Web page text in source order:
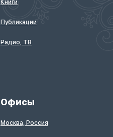
Книги
Публикации
Радио, ТВ
Офисы
Москва, Россия